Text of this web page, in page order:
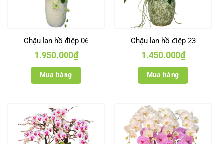
Chậu lan hồ điệp 06
1.950.000₫
Mua hàng
Chậu lan hồ điệp 23
1.450.000₫
Mua hàng